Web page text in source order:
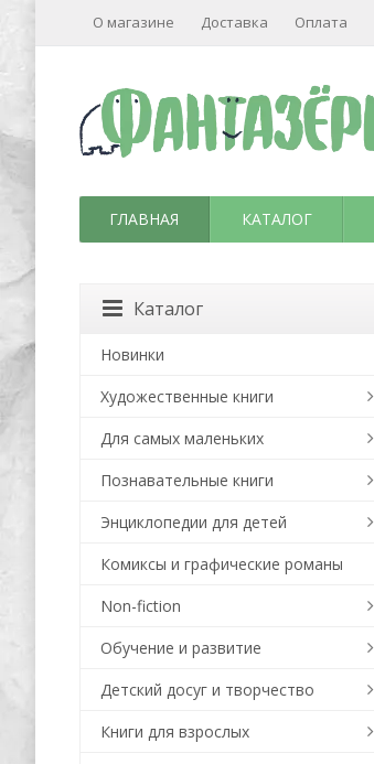
О магазине Доставка Оплата
ГЛАВНАЯ КАТАЛОГ
Каталог
Новинки
Художественные книги
Для самых маленьких
Познавательные книги
Энциклопедии для детей
Комиксы и графические романы
Non-fiction
Обучение и развитие
Детский досуг и творчество
Книги для взрослых